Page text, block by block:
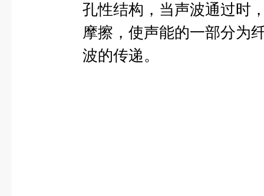
孔性结构，当声波通过时
摩擦，使声能的一部分为
波的传递。